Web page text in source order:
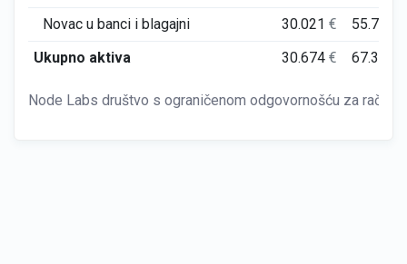
Novac u banci i blagajni
30.021€ 55.767
Ukupno aktiva
30.674€ 67.339
Node Labs društvo s ograničenom odgovornošću za